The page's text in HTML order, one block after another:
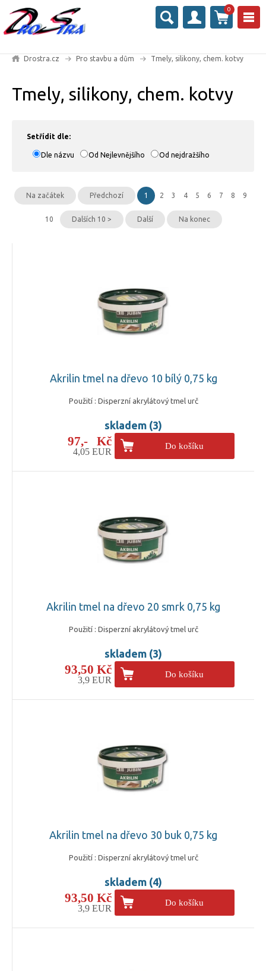
0
Drostra.cz Pro stavbu a dům Tmely, silikony, chem. kotvy
Tmely, silikony, chem. kotvy
Setřídit dle:
Dle názvu Od Nejlevnějšího Od nejdražšího
Na začátek Předchozí 1 2 3 4 5 6 7 8 9
10 Dalších 10 > Další Na konec
Akrilin tmel na dřevo 10 bílý 0,75 kg
Použití : Disperzní akrylátový tmel urč
skladem (3)
97,- Kč
4,05 EUR
Do košíku
Akrilin tmel na dřevo 20 smrk 0,75 kg
Použití : Disperzní akrylátový tmel urč
skladem (3)
93,50 Kč
3,9 EUR
Do košíku
Akrilin tmel na dřevo 30 buk 0,75 kg
Použití : Disperzní akrylátový tmel urč
skladem (4)
93,50 Kč
3,9 EUR
Do košíku